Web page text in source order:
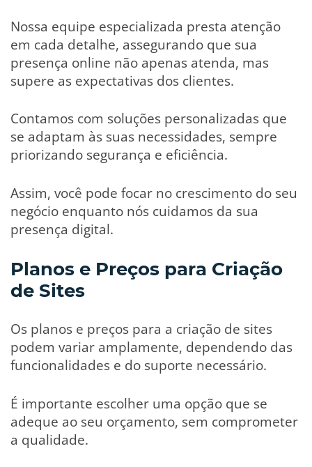
Nossa equipe especializada presta atenção
em cada detalhe, assegurando que sua
presença online não apenas atenda, mas
supere as expectativas dos clientes.
Contamos com soluções personalizadas que
se adaptam às suas necessidades, sempre
priorizando segurança e eficiência.
Assim, você pode focar no crescimento do seu
negócio enquanto nós cuidamos da sua
presença digital.
Planos e Preços para Criação
de Sites
Os planos e preços para a criação de sites
podem variar amplamente, dependendo das
funcionalidades e do suporte necessário.
É importante escolher uma opção que se
adeque ao seu orçamento, sem comprometer
a qualidade.